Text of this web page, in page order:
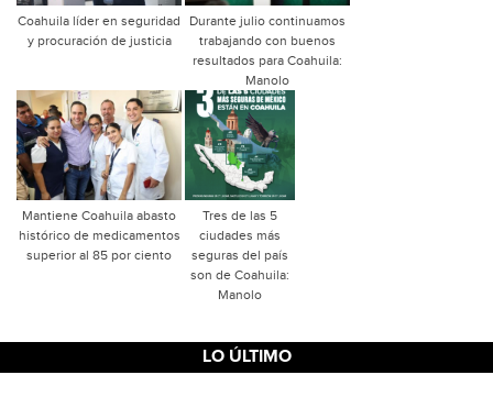
Coahuila líder en seguridad
y procuración de justicia
Durante julio continuamos
trabajando con buenos
resultados para Coahuila:
Manolo
Mantiene Coahuila abasto
histórico de medicamentos
superior al 85 por ciento
Tres de las 5
ciudades más
seguras del país
son de Coahuila:
Manolo
LO ÚLTIMO